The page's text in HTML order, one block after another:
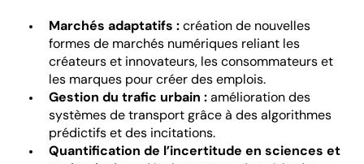
Marchés adaptatifs :création de nouvelles
formes de marchés numériques reliant les
créateurs et innovateurs, les consommateurs et
les marques pour créer des emplois.
Gestion du trafic urbain :amélioration des
systèmes de transport grâce à des algorithmes
prédictifs et des incitations.
Quantification de l’incertitude en sciences et